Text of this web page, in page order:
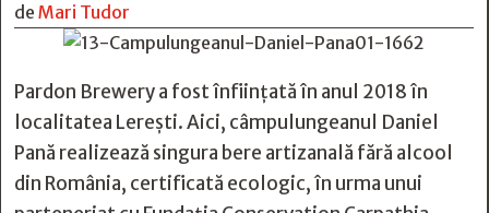
de Mari Tudor
Pardon Brewery a fost înființată în anul 2018 în
localitatea Lerești. Aici, câmpulungeanul Daniel
Pană realizează singura bere artizanală fără alcool
din România, certificată ecologic, în urma unui